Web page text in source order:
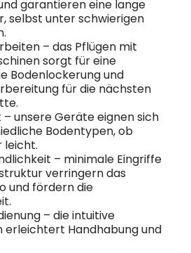
garantieren eine lange
selbst unter schwierigen
– das Pflügen mit
sorgt für eine
Bodenlockerung und
für die nächsten
– unsere Geräte eignen sich
Bodentypen, ob
leicht.
– minimale Eingriffe
verringern das
und fördern die
– die intuitive
erleichtert Handhabung und